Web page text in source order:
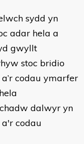
sydd yn
adar hela a
gwyllt
stoc bridio
codau ymarfer
dalwyr yn
a'r codau